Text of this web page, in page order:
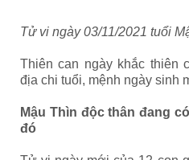
Tử vi ngày 03/11/2021 tuổi
Thiên can ngày khắc thiên
địa chi tuổi, mệnh ngày sinh
Mậu Thìn độc thân đang
đó